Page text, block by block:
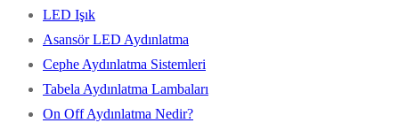
LED Işık
Asansör LED Aydınlatma
Cephe Aydınlatma Sistemleri
Tabela Aydınlatma Lambaları
On Off Aydınlatma Nedir?